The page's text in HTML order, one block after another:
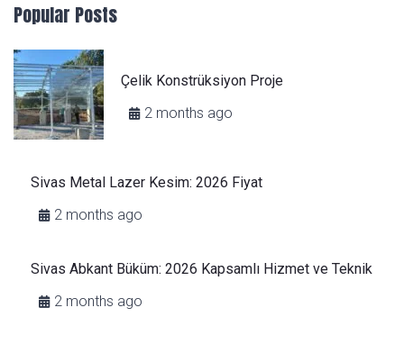
Popular Posts
Çelik Konstrüksiyon Proje
2 months ago
Sivas Metal Lazer Kesim: 2026 Fiyat
2 months ago
Sivas Abkant Büküm: 2026 Kapsamlı Hizmet ve Teknik
2 months ago